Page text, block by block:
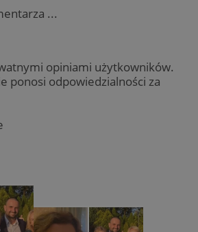
...
opiniami użytkowników.
ponosi odpowiedzialności za